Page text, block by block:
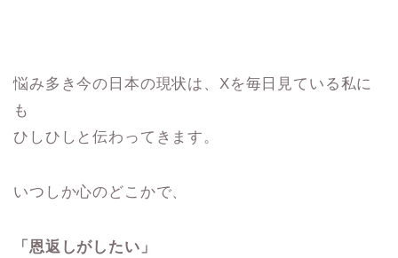
悩み多き今の日本の現状は、Xを毎日見ている私に
も
ひしひしと伝わってきます。
いつしか心のどこかで、
「恩返しがしたい」